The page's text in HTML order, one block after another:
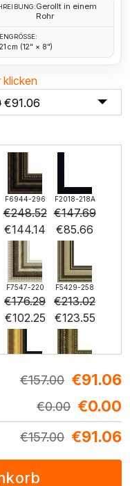
Gerollt in einem
Rohr
cm (12" × 8")
klicken
€91.06
F6944-296
€248.52
€144.14
F2018-218A
€147.69
€85.66
F7547-220
€176.29
€102.25
F5429-258
€213.02
€123.55
F6537-236
146.91
85.21
F7034-298
€205.92
€119.43
€195.24
€157.00 €91.06
€0.00 €0.00
€157.00 €91.06